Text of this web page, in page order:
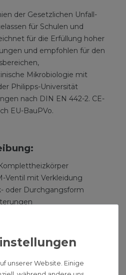
der Gesetzlichen Unfall-
für Schulen und
für die Erfüllung hoher
und empfohlen für den
Mikrobiologie mit
Philipps-Universität
nach DIN EN 442-2. CE-
EU-BauPVo.
Ventil mit Verkleidung
oder Durchgangsform
5/4", mit Blind- und
DIN 55900,
unserer Website. Einige